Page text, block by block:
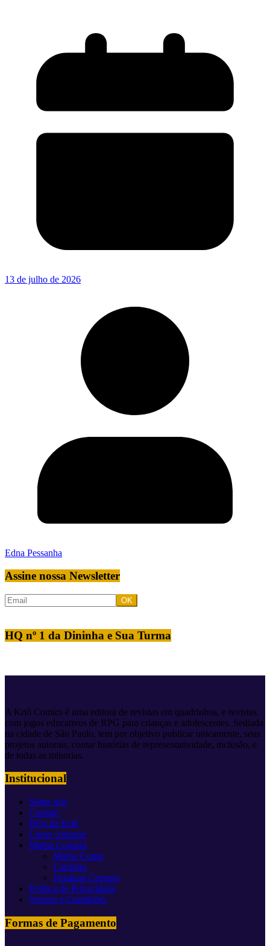
13 de julho de 2026
Edna Pessanha
Assine nossa Newsletter
HQ nº 1 da Dininha e Sua Turma
A Kriô Comics é uma editora de revistas em quadrinhos, e revistas
com jogos educativos de RPG para crianças e adolescentes. Sediada
na cidade de São Paulo, tem por objetivo publicar unicamente, seus
projetos autorais, contar histórias de representatividade, inclusão, e
de todas as minorias.
Institucional
Sobre nós
Contato
HQs da Kriô
Como comprar
Minha Compra
Minha Conta
Carrinho
Finalizar Compra
Política de Privacidade
Termos e Condições
Formas de Pagamento